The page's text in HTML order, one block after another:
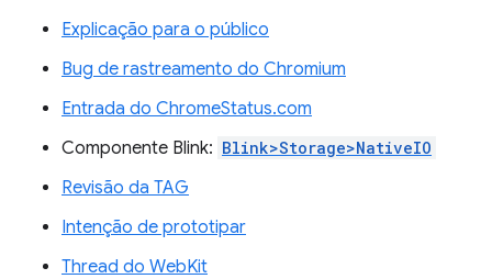
Explicação para o público
Bug de rastreamento do Chromium
Entrada do ChromeStatus.com
Componente Blink: Blink>Storage>NativeIO
Revisão da TAG
Intenção de prototipar
Thread do WebKit